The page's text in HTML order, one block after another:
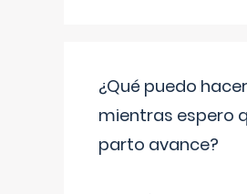
¿Qué puedo hacer
mientras espero
parto avance?